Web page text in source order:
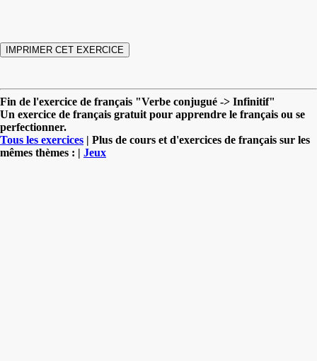
Fin de l'exercice de français "Verbe conjugué -> Infinitif"
Un exercice de français gratuit pour apprendre le français ou se
perfectionner.
Tous les exercices | Plus de cours et d'exercices de français sur les
mêmes thèmes : | Jeux